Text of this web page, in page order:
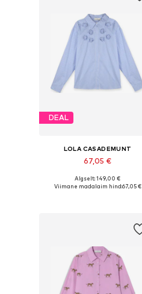
DEAL
LOLA CASADEMUNT
67,05 €
Algselt: 149,00 €
Viimane madalaim hind:67,05 €